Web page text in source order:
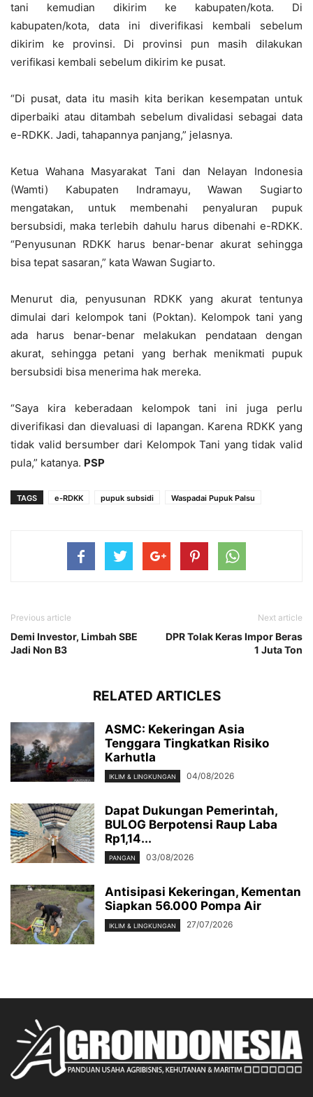
tani kemudian dikirim ke kabupaten/kota. Di
kabupaten/kota, data ini diverifikasi kembali sebelum
dikirim ke provinsi. Di provinsi pun masih dilakukan
verifikasi kembali sebelum dikirim ke pusat.
“Di pusat, data itu masih kita berikan kesempatan untuk
diperbaiki atau ditambah sebelum divalidasi sebagai data
e-RDKK. Jadi, tahapannya panjang,” jelasnya.
Ketua Wahana Masyarakat Tani dan Nelayan Indonesia
(Wamti) Kabupaten Indramayu, Wawan Sugiarto
mengatakan, untuk membenahi penyaluran pupuk
bersubsidi, maka terlebih dahulu harus dibenahi e-RDKK.
“Penyusunan RDKK harus benar-benar akurat sehingga
bisa tepat sasaran,” kata Wawan Sugiarto.
Menurut dia, penyusunan RDKK yang akurat tentunya
dimulai dari kelompok tani (Poktan). Kelompok tani yang
ada harus benar-benar melakukan pendataan dengan
akurat, sehingga petani yang berhak menikmati pupuk
bersubsidi bisa menerima hak mereka.
“Saya kira keberadaan kelompok tani ini juga perlu
diverifikasi dan dievaluasi di lapangan. Karena RDKK yang
tidak valid bersumber dari Kelompok Tani yang tidak valid
pula,” katanya. PSP
TAGS e-RDKK pupuk subsidi Waspadai Pupuk Palsu
Previous article
Demi Investor, Limbah SBE
Jadi Non B3
Next article
DPR Tolak Keras Impor Beras
1 Juta Ton
RELATED ARTICLES
ASMC: Kekeringan Asia
Tenggara Tingkatkan Risiko
Karhutla
IKLIM & LINGKUNGAN 04/08/2026
Dapat Dukungan Pemerintah,
BULOG Berpotensi Raup Laba
Rp1,14...
PANGAN 03/08/2026
Antisipasi Kekeringan, Kementan
Siapkan 56.000 Pompa Air
IKLIM & LINGKUNGAN 27/07/2026